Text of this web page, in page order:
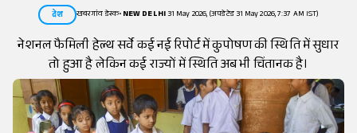
देश खबरगांव डेस्क•NEW DELHI31 May 2026, (अपडेटेड 31 May 2026, 7:37 AM IST)
नेशनल फैमिली हेल्थ सर्वे कई नई रिपोर्ट में कुपोषण की स्थिति में सुधार
तो हुआ है लेकिन कई राज्यों में स्थिति अब भी चिंतानक है।